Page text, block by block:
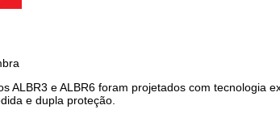
ALBR3 e ALBR6 foram projetados com tecnologia
e dupla proteção.